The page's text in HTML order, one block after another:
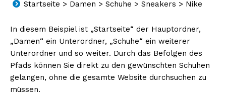
Startseite > Damen > Schuhe > Sneakers > Nike
In diesem Beispiel ist „Startseite“ der Hauptordner,
„Damen“ ein Unterordner, „Schuhe“ ein weiterer
Unterordner und so weiter. Durch das Befolgen des
Pfads können Sie direkt zu den gewünschten Schuhen
gelangen, ohne die gesamte Website durchsuchen zu
müssen.